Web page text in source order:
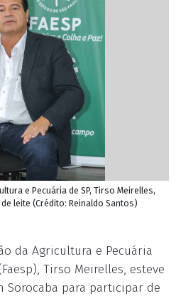
e Pecuária de SP, Tirso Meirelles,
leite (Crédito: Reinaldo Santos)
da Agricultura e Pecuária
Tirso Meirelles, esteve
Sorocaba para participar de